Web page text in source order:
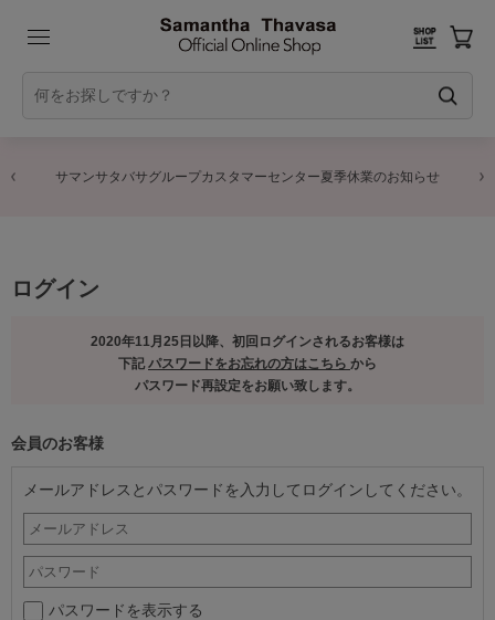
サマンサタバサグループカスタマーセンター夏季休業のお知らせ
ログイン
2020年11月25日以降、初回ログインされるお客様は
下記パスワードをお忘れの方はこちら から
パスワード再設定をお願い致します。
会員のお客様
メールアドレスとパスワードを入力してログインしてください。
パスワードを表示する